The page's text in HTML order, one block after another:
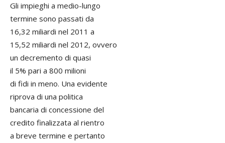
Gli impieghi a medio-lungo
termine sono passati da
16,32 miliardi nel 2011 a
15,52 miliardi nel 2012, ovvero
un decremento di quasi
il 5% pari a 800 milioni
di fidi in meno. Una evidente
riprova di una politica
bancaria di concessione del
credito finalizzata al rientro
a breve termine e pertanto